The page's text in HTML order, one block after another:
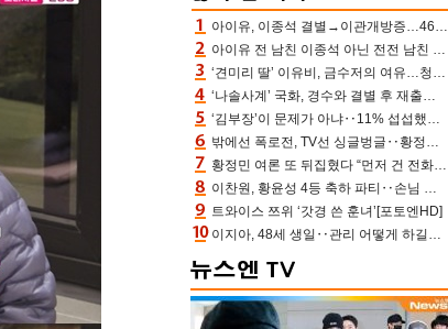
아이유, 이종석 결별→이관개방증…46장 꽉 채운 유애나 ♥ “열심히 사는 중”
아이유 전 남친 이종석 아닌 전전 남친 장기하 소환 ‘별일 없이 산다’ 선곡…46장에 꾹 눌러 담은 근황
‘견미리 딸’ 이유비, 금수저의 여유…청순 미모에 반전 슬림 라인
‘나솔사계’ 국화, 경수와 결별 후 재출연…첫인상 3표 몰표
‘김부장’이 문제가 아냐‥11% 섭섭했던 ‘재벌X형사2’ 돈·빽 총동원해 컴백 [TV보고서]
밖에선 폭로전, TV선 싱글벙글‥황정민 ‘틈만 나면’ 출연, 피로감은 시청자 몫
황정민 여론 또 뒤집혔다 “먼저 건 전화 62통, 그만 연락해” vs 女팬 “녹취 다 올려” 진흙탕 싸움
이찬원, 황윤성 4등 축하 파티‥손님 모으려 블랙핑크 지수와 친한 척(편스토랑)[어제TV]
트와이스 쯔위 ‘갓경 쓴 훈녀’[포토엔HD]
이지아, 48세 생일‥관리 어떻게 하길래 놀라운 동안 미모